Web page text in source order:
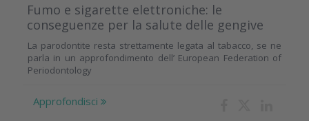
Fumo e sigarette elettroniche: le
conseguenze per la salute delle gengive
La parodontite resta strettamente legata al tabacco, se ne
parla in un approfondimento dell’ European Federation of
Periodontology
Approfondisci